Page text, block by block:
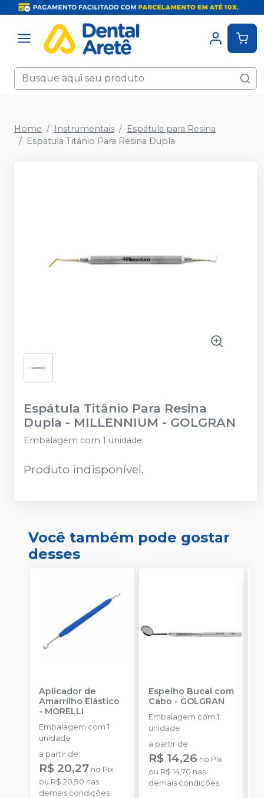
Home Instrumentais
Espátula para Resina
Espátula Titânio Para Resina Dupla
Espátula Titânio Para Resina
Dupla - MILLENNIUM - GOLGRAN
Embalagem com 1 unidade.
Produto indisponível.
Você também pode gostar
desses
Aplicador de
Amarrilho Elástico
- MORELLI
Embalagem com 1
unidade
a partir de:
R$ 20,27 no Pix
ou R$ 20,90 nas
demais condições
Espelho Bucal com
Cabo - GOLGRAN
Embalagem com 1
unidade
a partir de:
R$ 14,26 no Pix
ou R$ 14,70 nas
demais condições